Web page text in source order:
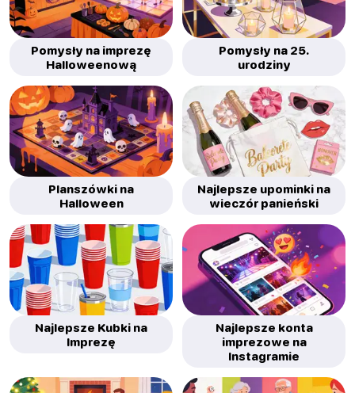
Pomysły na imprezę
Halloweenową
Pomysły na 25.
urodziny
Planszówki na
Halloween
Najlepsze upominki na
wieczór panieński
Najlepsze Kubki na
Imprezę
Najlepsze konta
imprezowe na
Instagramie